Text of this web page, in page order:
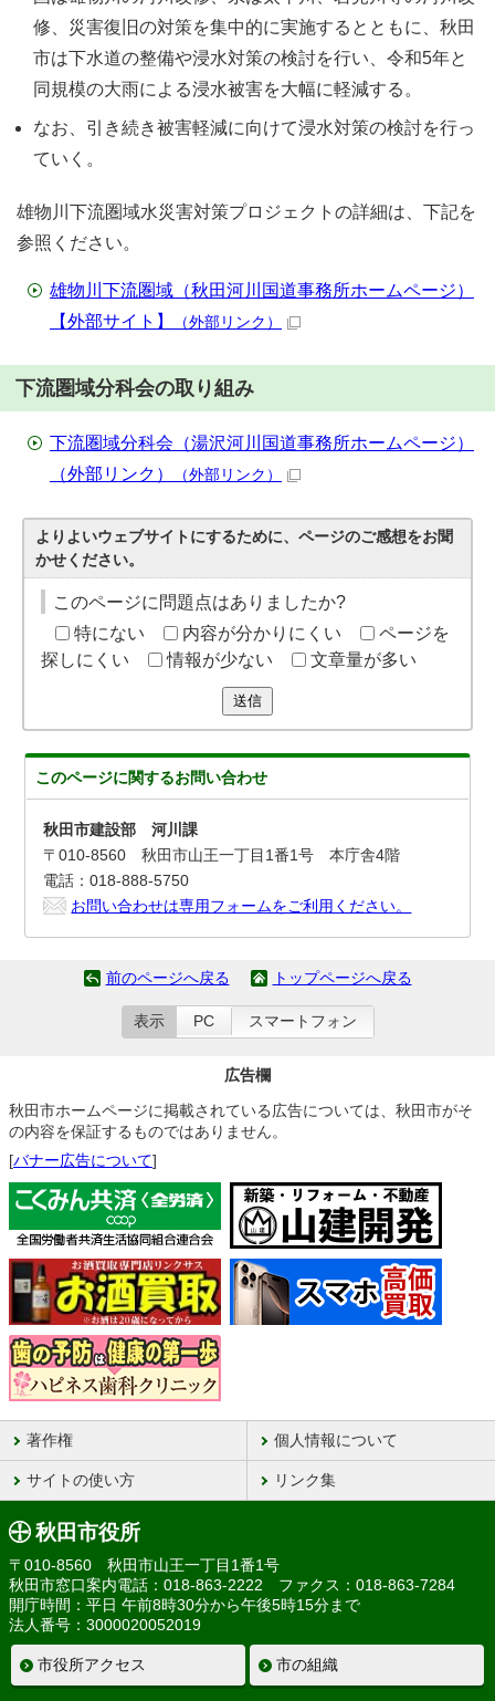
修、災害復旧の対策を集中的に実施するとともに、秋田
市は下水道の整備や浸水対策の検討を行い、令和5年と
同規模の大雨による浸水被害を大幅に軽減する。
なお、引き続き被害軽減に向けて浸水対策の検討を行っ
ていく。
雄物川下流圏域水災害対策プロジェクトの詳細は、下記を
参照ください。
雄物川下流圏域（秋田河川国道事務所ホームページ）
【外部サイト】
（外部リンク）
下流圏域分科会の取り組み
下流圏域分科会（湯沢河川国道事務所ホームページ）
（外部リンク）
（外部リンク）
よりよいウェブサイトにするために、ページのご感想をお聞
かせください。
このページに問題点はありましたか?
特にない
内容が分かりにくい
ページを
探しにくい
情報が少ない 文章量が多い
送信
このページに関するお問い合わせ
秋田市建設部 河川課
〒010-8560 秋田市山王一丁目1番1号 本庁舎4階
電話：018-888-5750
お問い合わせは専用フォームをご利用ください。
前のページへ戻る トップページへ戻る
表示 PC スマートフォン
広告欄
秋田市ホームページに掲載されている広告については、秋田市がそ
の内容を保証するものではありません。
[バナー広告について]
著作権 個人情報について
サイトの使い方 リンク集
秋田市役所
〒010-8560 秋田市山王一丁目1番1号
秋田市窓口案内電話：018-863-2222 ファクス：018-863-7284
開庁時間：平日 午前8時30分から午後5時15分まで
法人番号：3000020052019
市役所アクセス 市の組織